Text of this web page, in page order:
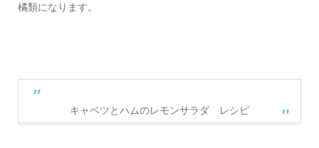
橘類になります。
キャベツとハムのレモンサラダ レシピ